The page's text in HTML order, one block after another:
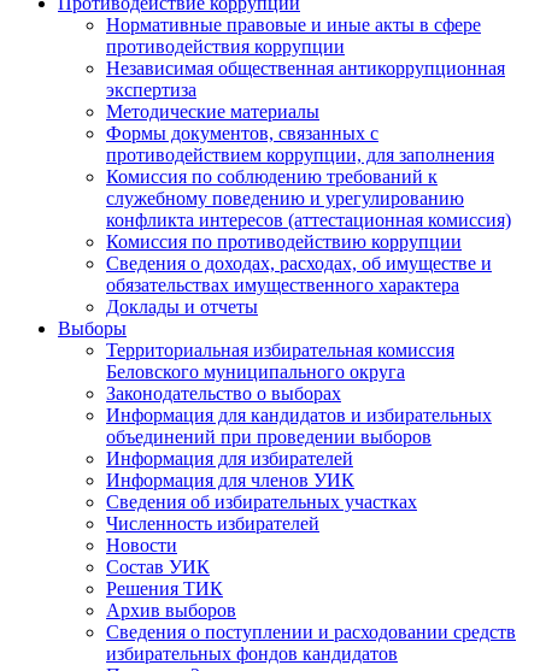
Нормативные правовые и иные акты в сфере
противодействия коррупции
Независимая общественная антикоррупционная
экспертиза
Методические материалы
Формы документов, связанных с
противодействием коррупции, для заполнения
Комиссия по соблюдению требований к
служебному поведению и урегулированию
конфликта интересов (аттестационная комиссия)
Комиссия по противодействию коррупции
Сведения о доходах, расходах, об имуществе и
обязательствах имущественного характера
Доклады и отчеты
Выборы
Территориальная избирательная комиссия
Беловского муниципального округа
Законодательство о выборах
Информация для кандидатов и избирательных
объединений при проведении выборов
Информация для избирателей
Информация для членов УИК
Сведения об избирательных участках
Численность избирателей
Новости
Состав УИК
Решения ТИК
Архив выборов
Сведения о поступлении и расходовании средств
избирательных фондов кандидатов